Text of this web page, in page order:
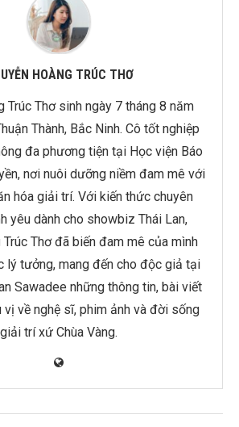
HOÀNG TRÚC THƠ
Trúc Thơ sinh ngày 7 tháng 8 năm
Thành, Bắc Ninh. Cô tốt nghiệp
đa phương tiện tại Học viện Báo
nơi nuôi dưỡng niềm đam mê với
hóa giải trí. Với kiến thức chuyên
yêu dành cho showbiz Thái Lan,
Trúc Thơ đã biến đam mê của mình
lý tưởng, mang đến cho độc giả tại
Sawadee những thông tin, bài viết
vị về nghệ sĩ, phim ảnh và đời sống
giải trí xứ Chùa Vàng.